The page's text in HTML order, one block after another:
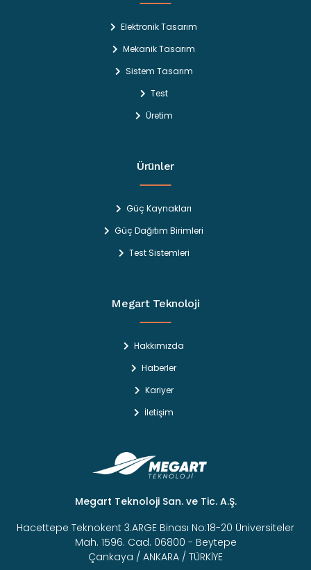
Elektronik Tasarım
Mekanik Tasarım
Sistem Tasarım
Test
Üretim
Ürünler
Güç Kaynakları
Güç Dağıtım Birimleri
Test Sistemleri
Megart Teknoloji
Hakkımızda
Haberler
Kariyer
İletişim
Megart Teknoloji San. ve Tic. A.Ş.
Hacettepe Teknokent 3.ARGE Binası No:18-20 Üniversiteler
Mah. 1596. Cad. 06800 - Beytepe
Çankaya / ANKARA / TÜRKİYE